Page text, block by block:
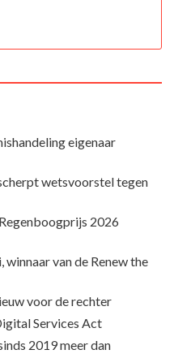
eigenaar
wetsvoorstel tegen
2026
van de Renew the
voor de rechter
Services Act
2019 meer dan